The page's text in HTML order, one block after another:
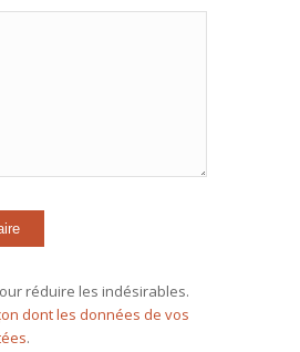
réduire les indésirables.
dont les données de vos
.